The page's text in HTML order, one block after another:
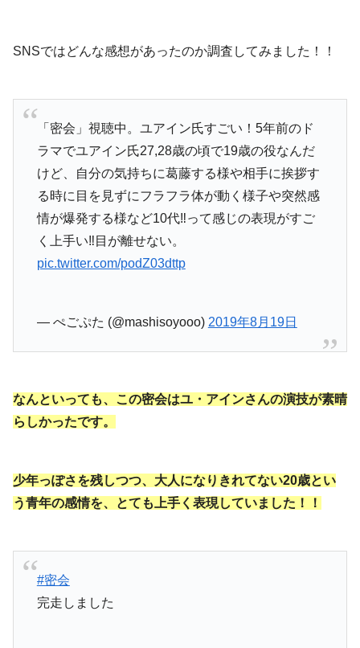
SNSではどんな感想があったのか調査してみました！！
「密会」視聴中。ユアイン氏すごい！5年前のド
ラマでユアイン氏27,28歳の頃で19歳の役なんだ
けど、自分の気持ちに葛藤する様や相手に挨拶す
る時に目を見ずにフラフラ体が動く様子や突然感
情が爆発する様など10代‼︎って感じの表現がすご
く上手い‼︎目が離せない。
pic.twitter.com/podZ03dttp
— ぺごぷた (@mashisoyooo) 2019年8月19日
なんといっても、この密会はユ・アインさんの演技が素晴
らしかったです。
少年っぽさを残しつつ、大人になりきれてない20歳とい
う青年の感情を、とても上手く表現していました！！
#密会
完走しました